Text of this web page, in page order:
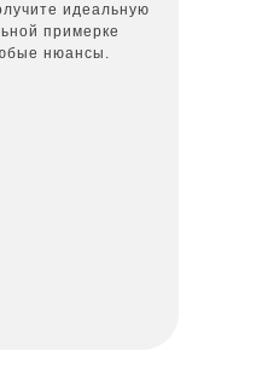
идеальную
примерке
нюансы.